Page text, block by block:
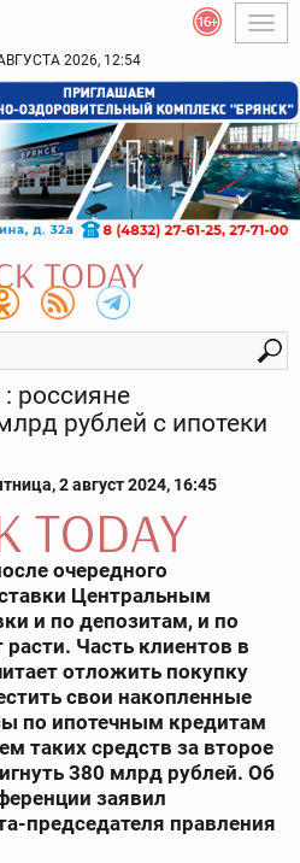
2026, 12:54
россияне
рублей с ипотеки
2 август 2024, 16:45
очередного
Центральным
и по депозитам, и по
Часть клиентов в
отложить покупку
свои накопленные
по ипотечным кредитам
таких средств за второе
380 млрд рублей. Об
заявил
председателя правления